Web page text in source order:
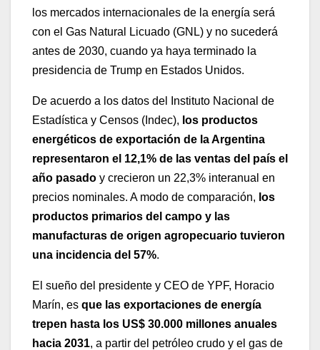
los mercados internacionales de la energía será
con el Gas Natural Licuado (GNL) y no sucederá
antes de 2030, cuando ya haya terminado la
presidencia de Trump en Estados Unidos.
De acuerdo a los datos del Instituto Nacional de
Estadística y Censos (Indec), los productos
energéticos de exportación de la Argentina
representaron el 12,1% de las ventas del país el
año pasado y crecieron un 22,3% interanual en
precios nominales. A modo de comparación, los
productos primarios del campo y las
manufacturas de origen agropecuario tuvieron
una incidencia del 57%.
El sueño del presidente y CEO de YPF, Horacio
Marín, es que las exportaciones de energía
trepen hasta los US$ 30.000 millones anuales
hacia 2031, a partir del petróleo crudo y el gas de